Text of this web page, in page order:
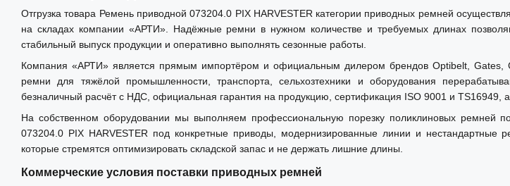
Отгрузка товара Ремень приводной 073204.0 PIX HARVESTER категории приводных ремней
на складах компании «АРТИ». Надёжные ремни в нужном количестве и требуемых длинах
стабильный выпуск продукции и оперативно выполнять сезонные работы.
Компания «АРТИ» является прямым импортёром и официальным дилером брендов Optibelt, Gates,
ремни для тяжёлой промышленности, транспорта, сельхозтехники и оборудования
безналичный расчёт с НДС, официальная гарантия на продукцию, сертификация ISO 9001 и TS16949,
На собственном оборудовании мы выполняем профессиональную порезку поликлиновых ремней
073204.0 PIX HARVESTER под конкретные приводы, модернизированные линии и нестандартные
которые стремятся оптимизировать складской запас и не держать лишние длины.
Коммерческие условия поставки приводных ремней